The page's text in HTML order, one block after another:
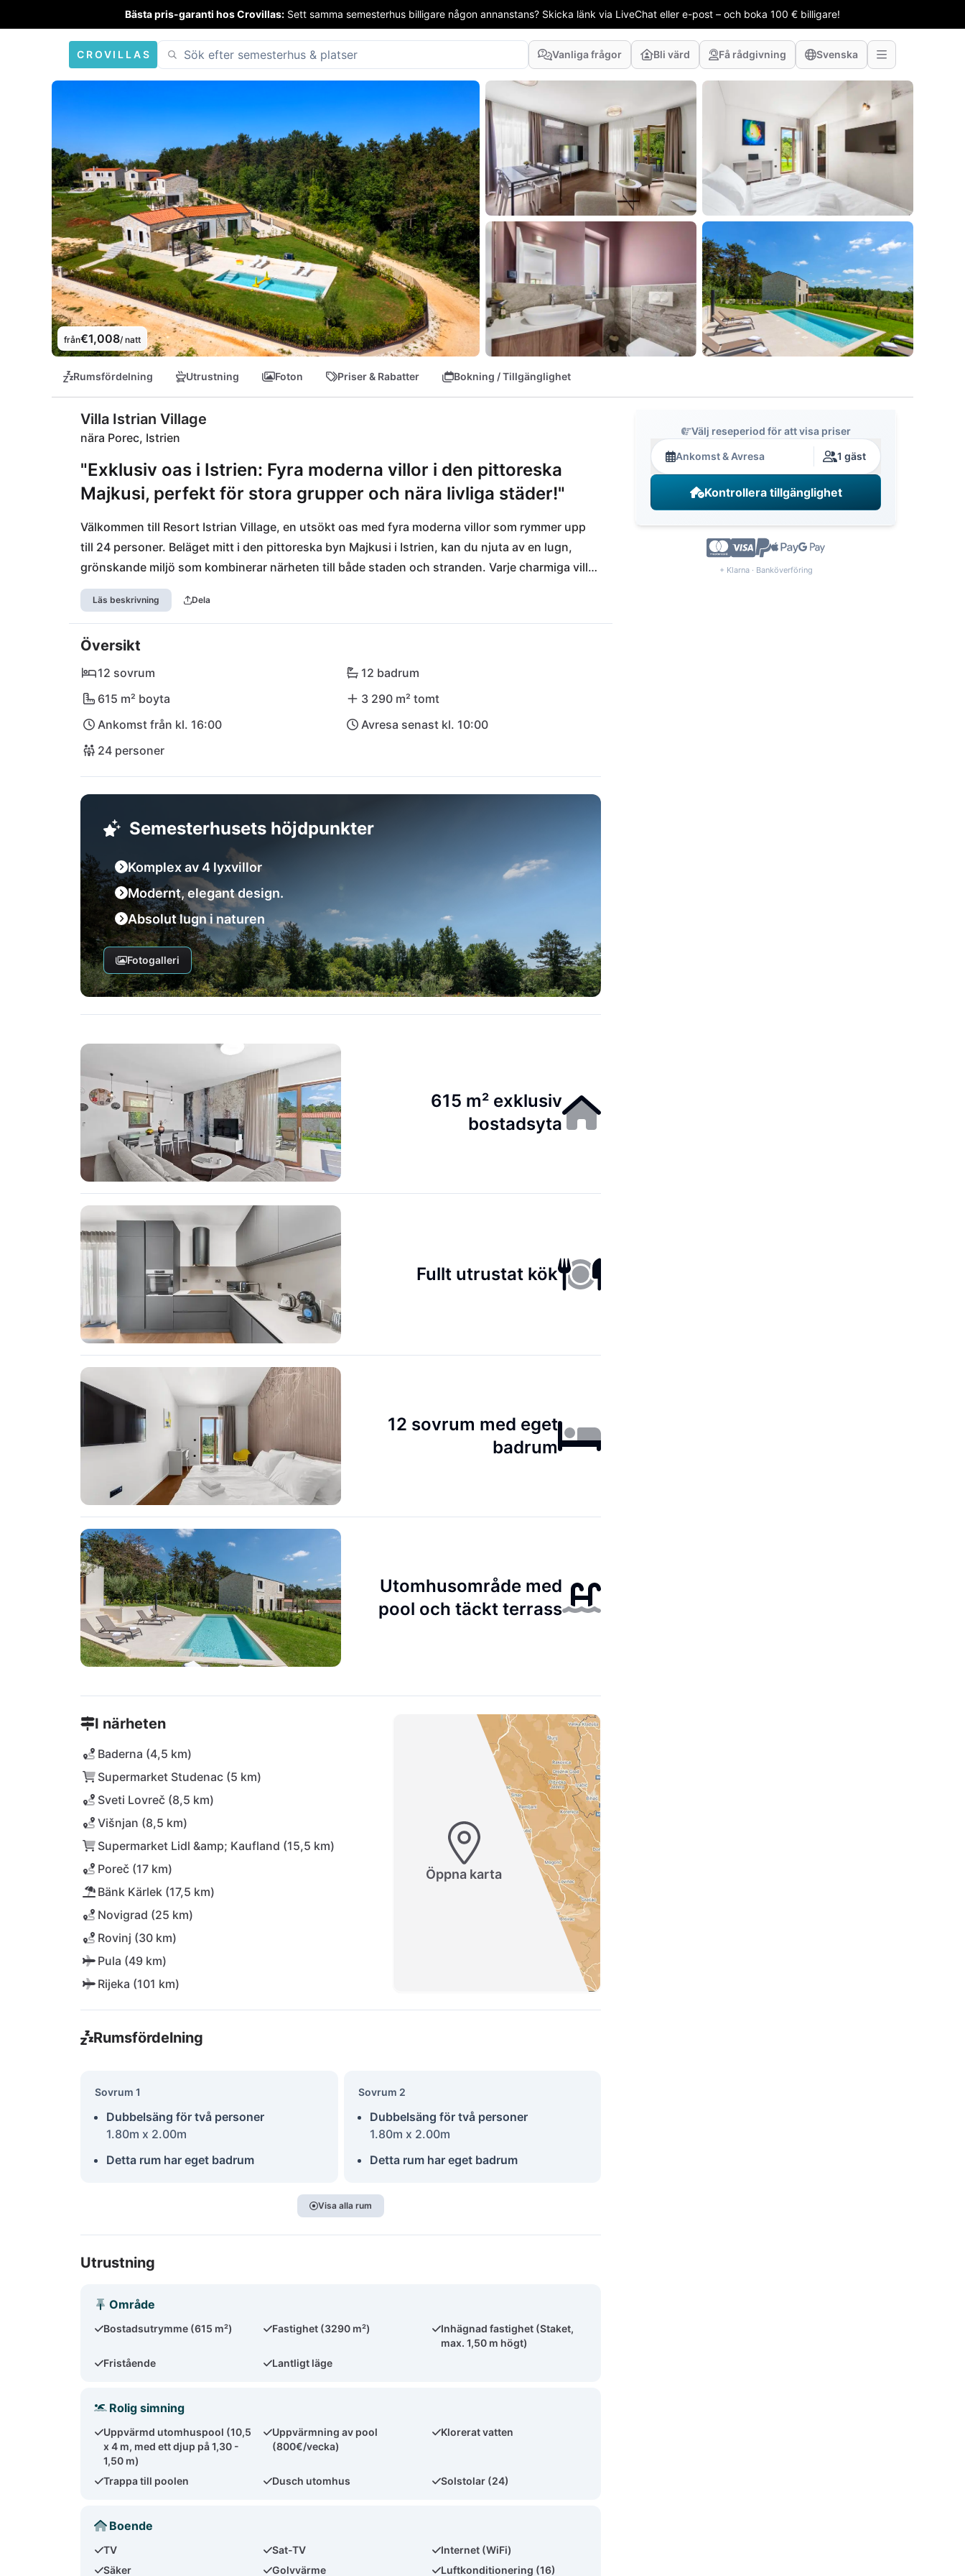
Bästa pris-garanti hos Crovillas: Sett samma semesterhus billigare någon annanstans? Skicka länk via LiveChat eller e-post – och boka 100 € billigare!
CROVILLAS Vanliga frågor Bli värd Få rådgivning Svenska
från€1,008/ natt
Rumsfördelning Utrustning Foton Priser & Rabatter Bokning / Tillgänglighet
Villa Istrian Village
nära Porec, Istrien
"Exklusiv oas i Istrien: Fyra moderna villor i den pittoreska
Majkusi, perfekt för stora grupper och nära livliga städer!"
Välkommen till Resort Istrian Village, en utsökt oas med fyra moderna villor som rymmer upp
till 24 personer. Beläget mitt i den pittoreska byn Majkusi i Istrien, kan du njuta av en lugn,
grönskande miljö som kombinerar närheten till både staden och stranden. Varje charmiga villa
imponerar inte bara med högkvalitativ utrustning, utan också med sin unika placering. Tack
vare perfekt anslutning till städer som Porec, Novigrad och Rovinj kan du enkelt nå olika
aktiviteter. Flygplatsen Pula (PUY) möjliggör en smidig ankomst.
Läs beskrivning Dela
Översikt
12 sovrum
12 badrum
615 m² boyta
3 290 m² tomt
Ankomst från kl. 16:00
Avresa senast kl. 10:00
24 personer
Semesterhusets höjdpunkter
Komplex av 4 lyxvillor
Modernt, elegant design.
Absolut lugn i naturen
Fotogalleri
615 m² exklusiv
bostadsyta
Fullt utrustat kök
12 sovrum med eget
badrum
Utomhusområde med
pool och täckt terrass
I närheten
Baderna (4,5 km)
Supermarket Studenac (5 km)
Sveti Lovreč (8,5 km)
Višnjan (8,5 km)
Supermarket Lidl &amp; Kaufland (15,5 km)
Poreč (17 km)
Bänk Kärlek (17,5 km)
Novigrad (25 km)
Rovinj (30 km)
Pula (49 km)
Rijeka (101 km)
Öppna karta
Rumsfördelning
Sovrum 1
Dubbelsäng för två personer
1.80m x 2.00m
Detta rum har eget badrum
Sovrum 2
Dubbelsäng för två personer
1.80m x 2.00m
Detta rum har eget badrum
Visa alla rum
Utrustning
Område
Bostadsutrymme (615 m²) Fastighet (3290 m²)
Inhägnad fastighet (Staket,
max. 1,50 m högt)
Fristående
Lantligt läge
Rolig simning
Uppvärmd utomhuspool (10,5
x 4 m, med ett djup på 1,30 -
1,50 m)
Uppvärmning av pool
(800€/vecka)
Klorerat vatten
Trappa till poolen Dusch utomhus Solstolar (24)
Boende
TV Sat-TV
Internet (WiFi)
Säker
Golvvärme Luftkonditionering (16)
Välj reseperiod för att visa priser
Ankomst & Avresa 1 gäst
Kontrollera tillgänglighet
+ Klarna · Banköverföring